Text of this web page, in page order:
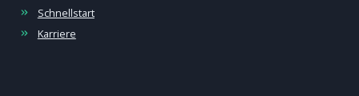
Schnellstart
Karriere